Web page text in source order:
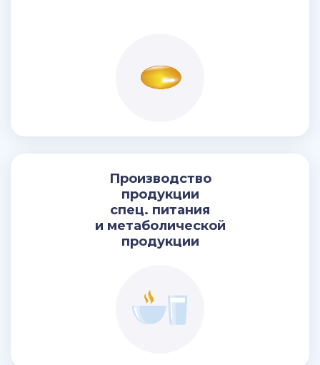
Производство
продукции
спец. питания
и метаболической
продукции